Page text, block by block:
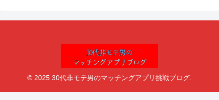
© 2025 30代非モテ男のマッチングアプリ挑戦ブログ.